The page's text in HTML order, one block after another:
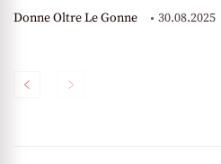
Donne Oltre Le Gonne 30.08.2025